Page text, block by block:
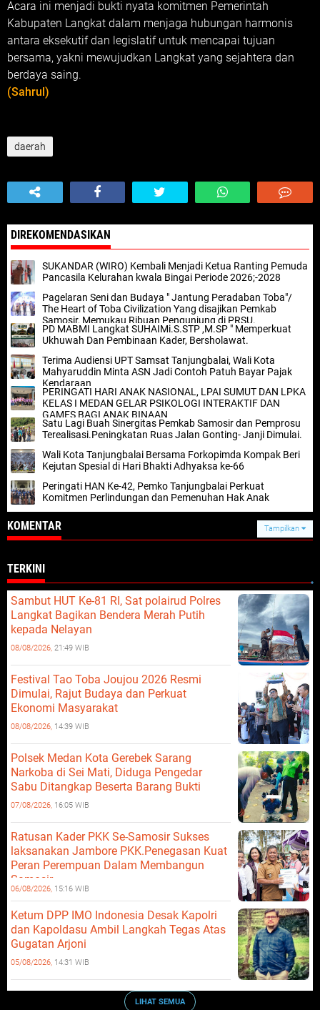
Acara ini menjadi bukti nyata komitmen Pemerintah
Kabupaten Langkat dalam menjaga hubungan harmonis
antara eksekutif dan legislatif untuk mencapai tujuan
bersama, yakni mewujudkan Langkat yang sejahtera dan
berdaya saing.
(Sahrul)
daerah
DIREKOMENDASIKAN
SUKANDAR (WIRO) Kembali Menjadi Ketua Ranting Pemuda
Pancasila Kelurahan kwala Bingai Periode 2026;-2028
Pagelaran Seni dan Budaya " Jantung Peradaban Toba"/
The Heart of Toba Civilization Yang disajikan Pemkab
Samosir, Memukau Ribuan Pengunjung di PRSU.
PD MABMI Langkat SUHAIMi.S.STP ,M.SP " Memperkuat
Ukhuwah Dan Pembinaan Kader, Bersholawat.
Terima Audiensi UPT Samsat Tanjungbalai, Wali Kota
Mahyaruddin Minta ASN Jadi Contoh Patuh Bayar Pajak
Kendaraan
PERINGATI HARI ANAK NASIONAL, LPAI SUMUT DAN LPKA
KELAS I MEDAN GELAR PSIKOLOGI INTERAKTIF DAN
GAMES BAGI ANAK BINAAN
Satu Lagi Buah Sinergitas Pemkab Samosir dan Pemprosu
Terealisasi.Peningkatan Ruas Jalan Gonting- Janji Dimulai.
Wali Kota Tanjungbalai Bersama Forkopimda Kompak Beri
Kejutan Spesial di Hari Bhakti Adhyaksa ke-66
Peringati HAN Ke-42, Pemko Tanjungbalai Perkuat
Komitmen Perlindungan dan Pemenuhan Hak Anak
KOMENTAR Tampilkan
TERKINI
Sambut HUT Ke-81 RI, Sat polairud Polres
Langkat Bagikan Bendera Merah Putih
kepada Nelayan
08/08/2026, 21:49 WIB
Festival Tao Toba Joujou 2026 Resmi
Dimulai, Rajut Budaya dan Perkuat
Ekonomi Masyarakat
08/08/2026, 14:39 WIB
Polsek Medan Kota Gerebek Sarang
Narkoba di Sei Mati, Diduga Pengedar
Sabu Ditangkap Beserta Barang Bukti
07/08/2026, 16:05 WIB
Ratusan Kader PKK Se-Samosir Sukses
laksanakan Jambore PKK.Penegasan Kuat
Peran Perempuan Dalam Membangun
Samosir.
06/08/2026, 15:16 WIB
Ketum DPP IMO Indonesia Desak Kapolri
dan Kapoldasu Ambil Langkah Tegas Atas
Gugatan Arjoni
05/08/2026, 14:31 WIB
LIHAT SEMUA